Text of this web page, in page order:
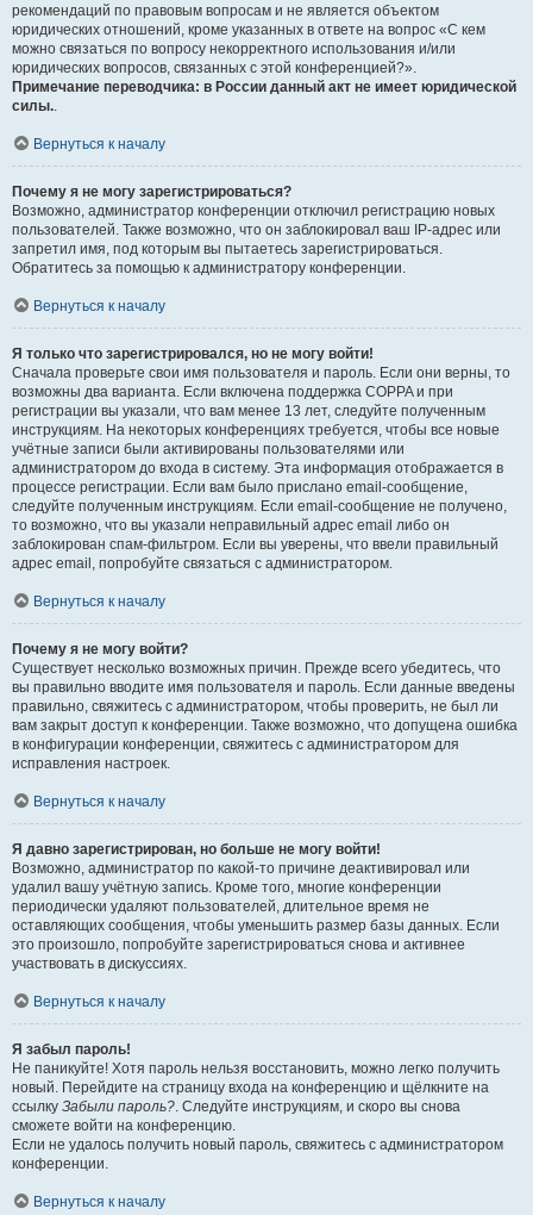
рекомендаций по правовым вопросам и не является объектом
юридических отношений, кроме указанных в ответе на вопрос «С кем
можно связаться по вопросу некорректного использования и/или
юридических вопросов, связанных с этой конференцией?».
Примечание переводчика: в России данный акт не имеет юридической
силы..
Вернуться к началу
Почему я не могу зарегистрироваться?
Возможно, администратор конференции отключил регистрацию новых
пользователей. Также возможно, что он заблокировал ваш IP-адрес или
запретил имя, под которым вы пытаетесь зарегистрироваться.
Обратитесь за помощью к администратору конференции.
Вернуться к началу
Я только что зарегистрировался, но не могу войти!
Сначала проверьте свои имя пользователя и пароль. Если они верны, то
возможны два варианта. Если включена поддержка COPPA и при
регистрации вы указали, что вам менее 13 лет, следуйте полученным
инструкциям. На некоторых конференциях требуется, чтобы все новые
учётные записи были активированы пользователями или
администратором до входа в систему. Эта информация отображается в
процессе регистрации. Если вам было прислано email-сообщение,
следуйте полученным инструкциям. Если email-сообщение не получено,
то возможно, что вы указали неправильный адрес email либо он
заблокирован спам-фильтром. Если вы уверены, что ввели правильный
адрес email, попробуйте связаться с администратором.
Вернуться к началу
Почему я не могу войти?
Существует несколько возможных причин. Прежде всего убедитесь, что
вы правильно вводите имя пользователя и пароль. Если данные введены
правильно, свяжитесь с администратором, чтобы проверить, не был ли
вам закрыт доступ к конференции. Также возможно, что допущена ошибка
в конфигурации конференции, свяжитесь с администратором для
исправления настроек.
Вернуться к началу
Я давно зарегистрирован, но больше не могу войти!
Возможно, администратор по какой-то причине деактивировал или
удалил вашу учётную запись. Кроме того, многие конференции
периодически удаляют пользователей, длительное время не
оставляющих сообщения, чтобы уменьшить размер базы данных. Если
это произошло, попробуйте зарегистрироваться снова и активнее
участвовать в дискуссиях.
Вернуться к началу
Я забыл пароль!
Не паникуйте! Хотя пароль нельзя восстановить, можно легко получить
новый. Перейдите на страницу входа на конференцию и щёлкните на
ссылку Забыли пароль?. Следуйте инструкциям, и скоро вы снова
сможете войти на конференцию.
Если не удалось получить новый пароль, свяжитесь с администратором
конференции.
Вернуться к началу